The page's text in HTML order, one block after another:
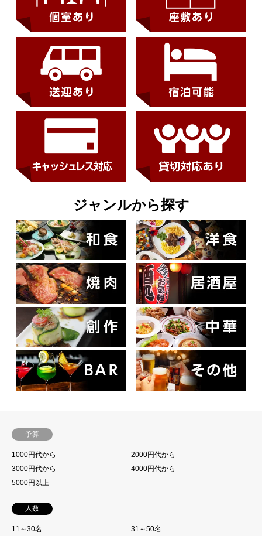
ジャンルから探す
予算
1000円代から
2000円代から
3000円代から
4000円代から
5000円以上
人数
11～30名 31～50名